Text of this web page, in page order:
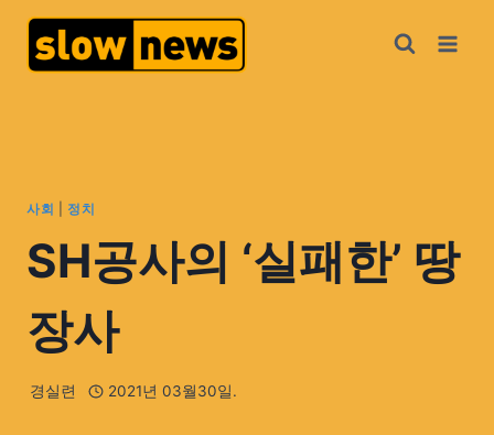
사회 정치
SH공사의 ‘실패한’ 땅
장사
경실련 2021년 03월30일.